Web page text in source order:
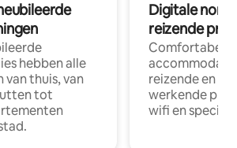
hebben alle
thuis, van
tot
Digitale
reizende
Comfortabele
reizende en
werkende
wifi en